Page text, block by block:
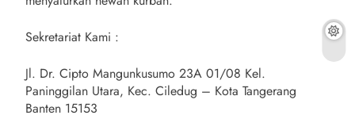
Sekretariat Kami :
Jl. Dr. Cipto Mangunkusumo 23A 01/08 Kel.
Paninggilan Utara, Kec. Ciledug – Kota Tangerang
Banten 15153